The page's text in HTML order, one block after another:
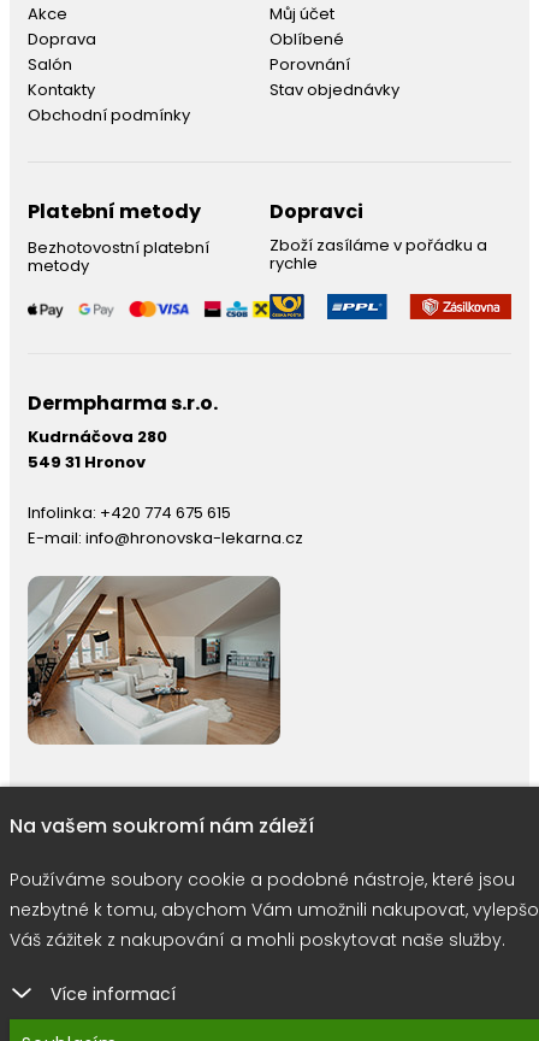
Akce
Doprava
Salón
Kontakty
Obchodní podmínky
Můj účet
Oblíbené
Porovnání
Stav objednávky
Platební metody
Bezhotovostní platební
metody
Dopravci
Zboží zasíláme v pořádku a
rychle
Dermpharma s.r.o.
Kudrnáčova 280
549 31 Hronov
Infolinka: +420 774 675 615
E-mail: info@hronovska-lekarna.cz
Používáme soubory cookie
Na vašem soukromí nám záleží
Používáme soubory cookie a podobné nástroje, které jsou
nezbytné k tomu, abychom Vám umožnili nakupovat,
Váš zážitek z nakupování a mohli poskytovat naše služby.
Více informací